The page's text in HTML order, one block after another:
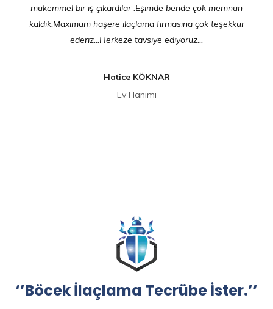
mükemmel bir iş çıkardılar .Eşimde bende çok memnun
kaldık.Maximum haşere ilaçlama firmasına çok teşekkür
ederiz...Herkeze tavsiye ediyoruz...
Hatice KÖKNAR
Ev Hanımı
‘’Böcek İlaçlama Tecrübe İster.’’